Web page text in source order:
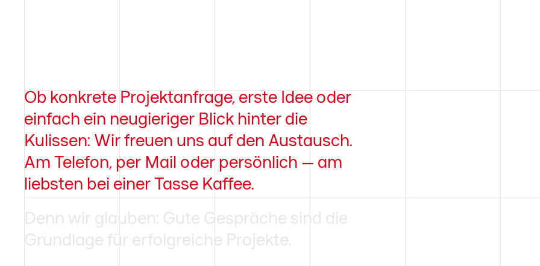
Ob konkrete Projektanfrage, erste Idee oder
einfach ein neugieriger Blick hinter die
Kulissen: Wir freuen uns auf den Austausch.
Am Telefon, per Mail oder persönlich – am
liebsten bei einer Tasse Kaffee.
Denn wir glauben: Gute Gespräche sind die
Grundlage für erfolgreiche Projekte.